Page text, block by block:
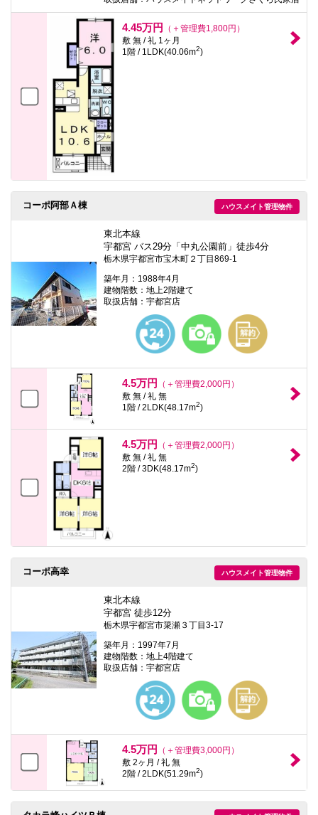
4.45万円
（＋管理費1,800円）
敷 無 / 礼 1ヶ月
1階 / 1LDK(40.06m2)
ハウスメイト管理物件
コーポ阿部Ａ棟
東北本線
宇都宮 バス29分「中丸公園前」徒歩4分
栃木県宇都宮市宝木町２丁目869-1
築年月：1988年4月
建物階数：地上2階建て
取扱店舗：宇都宮店
4.5万円
（＋管理費2,000円）
敷 無 / 礼 無
1階 / 2LDK(48.17m2)
4.5万円
（＋管理費2,000円）
敷 無 / 礼 無
2階 / 3DK(48.17m2)
ハウスメイト管理物件
コーポ高幸
東北本線
宇都宮 徒歩12分
栃木県宇都宮市簗瀬３丁目3-17
築年月：1997年7月
建物階数：地上4階建て
取扱店舗：宇都宮店
4.5万円
（＋管理費3,000円）
敷 2ヶ月 / 礼 無
2階 / 2LDK(51.29m2)